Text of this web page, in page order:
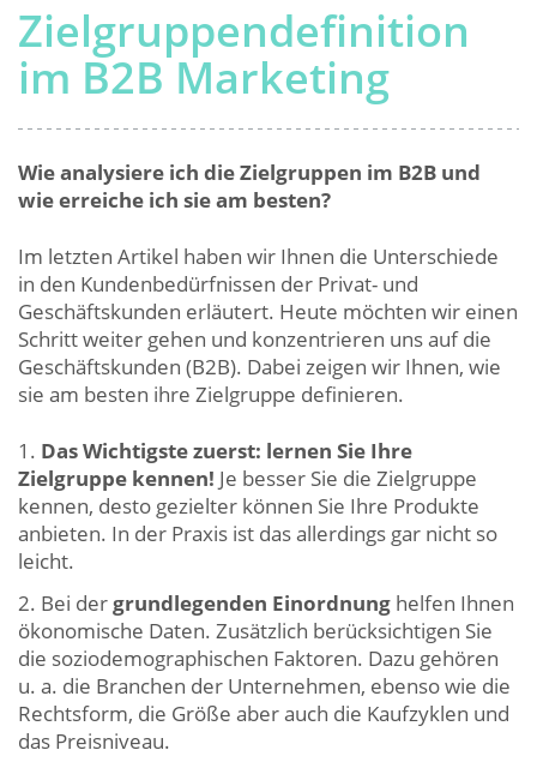
Zielgruppendefinition
im B2B Marketing
Wie analysiere ich die Zielgruppen im B2B und
wie erreiche ich sie am besten?
Im letzten Artikel haben wir Ihnen die Unterschiede
in den Kundenbedürfnissen der Privat- und
Geschäftskunden erläutert. Heute möchten wir einen
Schritt weiter gehen und konzentrieren uns auf die
Geschäftskunden (B2B). Dabei zeigen wir Ihnen, wie
sie am besten ihre Zielgruppe definieren.
Das Wichtigste zuerst: lernen Sie Ihre
Zielgruppe kennen! Je besser Sie die Zielgruppe
kennen, desto gezielter können Sie Ihre Produkte
anbieten. In der Praxis ist das allerdings gar nicht so
leicht.
Bei dergrundlegenden Einordnung helfen Ihnen
ökonomische Daten. Zusätzlich berücksichtigen Sie
die soziodemographischen Faktoren. Dazu gehören
u. a. die Branchen der Unternehmen, ebenso wie die
Rechtsform, die Größe aber auch die Kaufzyklen und
das Preisniveau.